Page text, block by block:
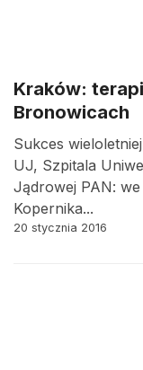
Kraków:
Bronowicach
Sukces
UJ, Szpitala
Jądrowej PAN:
Kopernika...
20 stycznia 2016